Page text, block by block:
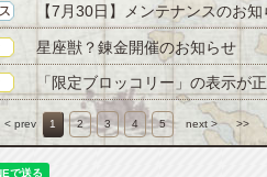
【7月30日】メンテナンスのお知
星座獣？錬金開催のお知らせ
「限定ブロッコリー」の表示が
< prev 1 2 3 4 5 next > >>